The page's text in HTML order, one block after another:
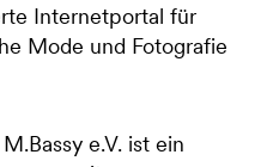
Internetportal für
Mode und Fotografie
e.V. ist ein